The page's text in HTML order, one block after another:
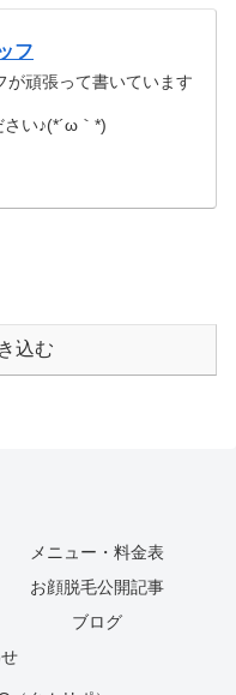
フ
が頑張って書いています
い♪(*´ω｀*)
込む
メニュー・料金表
お顔脱毛公開記事
ブログ